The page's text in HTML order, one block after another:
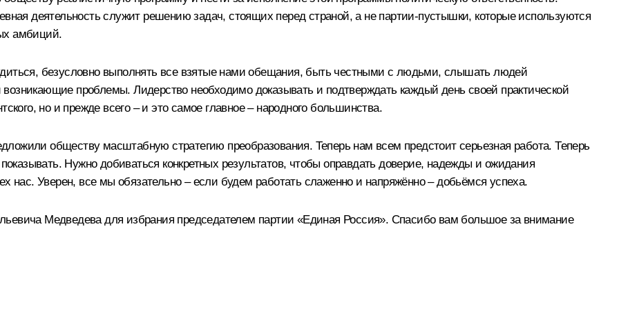
деятельность служит решению задач, стоящих перед страной, а не партии-пустышки, которые используются
амбиций.
безусловно выполнять все взятые нами обещания, быть честными с людьми, слышать людей
проблемы. Лидерство необходимо доказывать и подтверждать каждый день своей практической
но и прежде всего – и это самое главное – народного большинства.
обществу масштабную стратегию преобразования. Теперь нам всем предстоит серьезная работа. Теперь
Нужно добиваться конкретных результатов, чтобы оправдать доверие, надежды и ожидания
нас. Уверен, все мы обязательно – если будем работать слаженно и напряжённо – добьёмся успеха.
Медведева для избрания председателем партии «Единая Россия». Спасибо вам большое за внимание